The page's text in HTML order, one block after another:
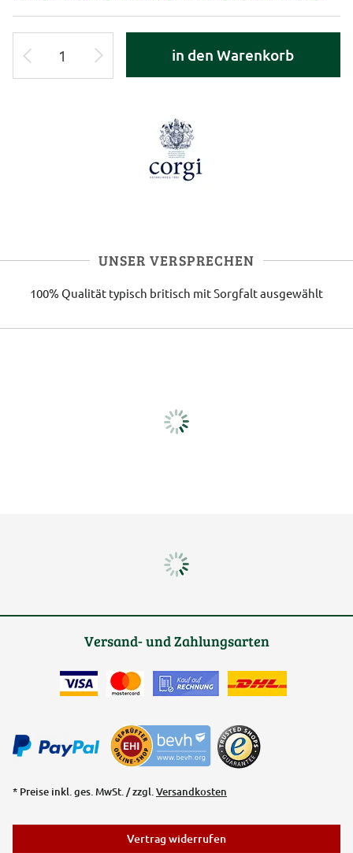
in den Warenkorb
UNSER VERSPRECHEN
100% Qualität typisch britisch mit Sorgfalt ausgewählt
Versand- und Zahlungsarten
* Preise inkl. ges. MwSt. / zzgl.Versandkosten
Vertrag widerrufen